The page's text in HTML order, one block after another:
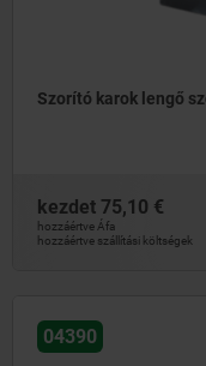
Szorító karok lengő
kezdet 75,10 €
hozzáértve Áfa
hozzáértve szállítási költségek
04390